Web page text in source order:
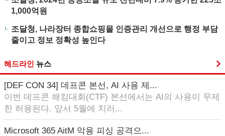
1,000억원
조달청, 나라장터 종합쇼핑몰 인증관리 개선으로 행정 부담
줄이고 정보 정확성 높인다
헤드라인 뉴스
[DEF CON 34] 데프콘 본선, AI 사용 제...
이번 데프콘 해킹대회(CTF) 본선에서는 AI의 사용이 무제
한 허용된다. 앞서 5월에 치러...
Microsoft 365 AitM 악용 피싱 공격으...